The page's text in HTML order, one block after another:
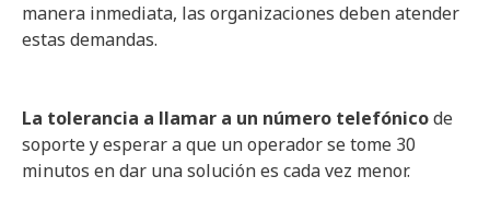
manera inmediata, las organizaciones deben atender
estas demandas.
La tolerancia a llamar a un número telefónicode
soporte y esperar a que un operador se tome 30
minutos en dar una solución es cada vez menor.